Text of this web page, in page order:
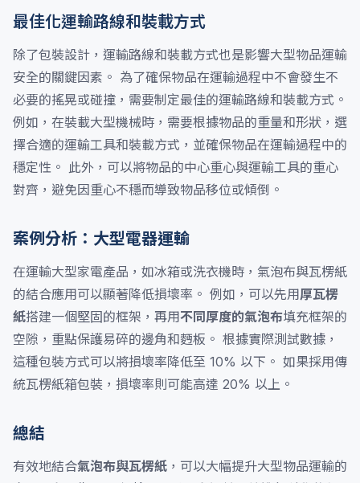
最佳化運輸路線和裝載方式
除了包裝設計，運輸路線和裝載方式也是影響大型物品運輸
安全的關鍵因素。 為了確保物品在運輸過程中不會發生不
必要的搖晃或碰撞，需要制定最佳的運輸路線和裝載方式。
例如，在裝載大型機械時，需要根據物品的重量和形狀，選
擇合適的運輸工具和裝載方式，並確保物品在運輸過程中的
穩定性。 此外，可以將物品的中心重心與運輸工具的重心
對齊，避免因重心不穩而導致物品移位或傾倒。
案例分析：大型電器運輸
在運輸大型家電產品，如冰箱或洗衣機時，氣泡布與瓦楞紙
的結合應用可以顯著降低損壞率。 例如，可以先用厚瓦楞
紙搭建一個堅固的框架，再用不同厚度的氣泡布填充框架的
空隙，重點保護易碎的邊角和麪板。 根據實際測試數據，
這種包裝方式可以將損壞率降低至 10% 以下。 如果採用傳
統瓦楞紙箱包裝，損壞率則可能高達 20% 以上。
總結
有效地結合氣泡布與瓦楞紙 ，可以大幅提升大型物品運輸的